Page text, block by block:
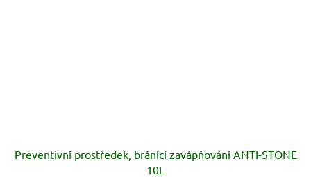
Preventivní prostředek, bránící zavápňování ANTI-STONE
10L